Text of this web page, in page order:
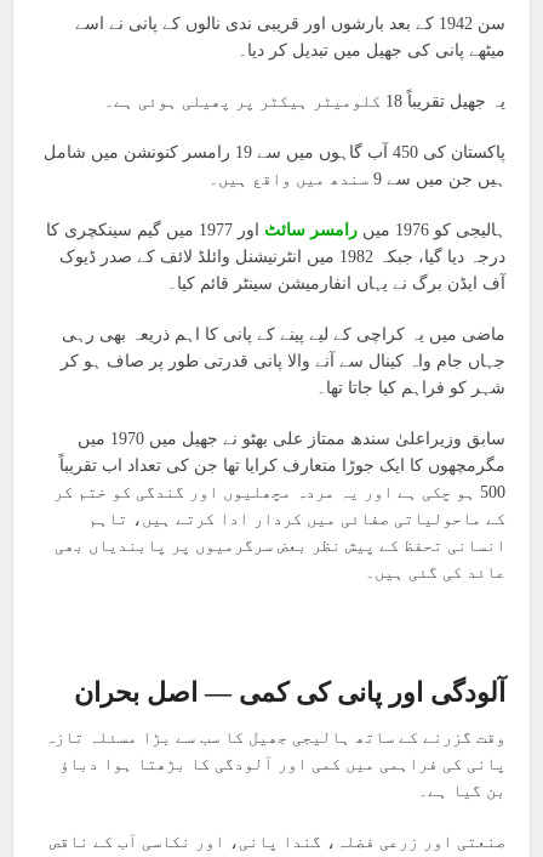
سن 1942 کے بعد بارشوں اور قریبی ندی نالوں کے پانی نے اسے
میٹھے پانی کی جھیل میں تبدیل کر دیا۔
یہ جھیل تقریباً 18 کلومیٹر ہیکٹر پر پھیلی ہوئی ہے۔
پاکستان کی 450 آب گاہوں میں سے 19 رامسر کنونشن میں شامل
ہیں جن میں سے 9 سندھ میں واقع ہیں۔
ہالیجی کو 1976 میں رامسر سائٹ
اور 1977 میں گیم سینکچری کا
درجہ دیا گیا، جبکہ 1982 میں انٹرنیشنل وائلڈ لائف کے صدر ڈیوک
آف ایڈن برگ نے یہاں انفارمیشن سینٹر قائم کیا۔
ماضی میں یہ کراچی کے لیے پینے کے پانی کا اہم ذریعہ بھی رہی
جہاں جام واہ کینال سے آنے والا پانی قدرتی طور پر صاف ہو کر
شہر کو فراہم کیا جاتا تھا۔
سابق وزیراعلیٰ سندھ ممتاز علی بھٹو نے جھیل میں 1970 میں
مگرمچھوں کا ایک جوڑا متعارف کرایا تھا جن کی تعداد اب تقریباً
500 ہو چکی ہے اور یہ مردہ مچھلیوں اور گندگی کو ختم کر
کے ماحولیاتی صفائی میں کردار ادا کرتے ہیں، تاہم
انسانی تحفظ کے پیش نظر بعض سرگرمیوں پر پابندیاں بھی
عائد کی گئی ہیں۔
آلودگی اور پانی کی کمی — اصل بحران
وقت گزرنے کے ساتھ ہالیجی جھیل کا سب سے بڑا مسئلہ تازہ
پانی کی فراہمی میں کمی اور آلودگی کا بڑھتا ہوا دباؤ
بن گیا ہے۔
صنعتی اور زرعی فضلہ، گندا پانی، اور نکاسی آب کے ناقص